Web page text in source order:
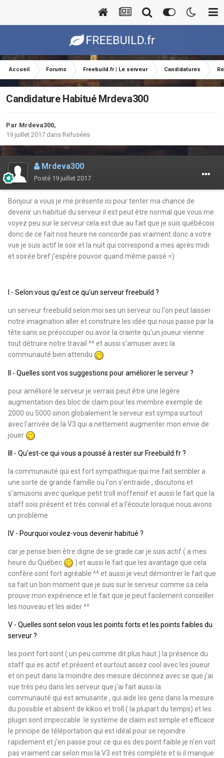
Accueil Forums Freebuild.fr | Le serveur Candidatures
Candidature Habitué Mrdeva300
Par Mrdeva300,
19 juillet 2017 dans Refusées
Mrdeva300
Posté 19 juillet 2017
Bonjour a vous je me présente ici pour tenter ma chance de
devenir un habitué du serveur il est peut être normal que vous me
voyez peu sur le serveur cela est due au fait que je suis québécois
donc de ce fait nos heure ne concorde pas vraiment donc a votre
vue je suis actif le soir et la nuit qui correspond a mes après midi
et soirée bref j’espère pouvoir quand même passé =)
I - Selon vous qu'est ce qu'un serveur freebuild ?
un serveur freebuild selon moi ses un serveur ou l'on peut laisser
notre imagination aller et construire les idée qui nous passe par la
tête sans se préoccuper ou avoir la crainte qu'un joueur vienne
tout détruire notre travail ^^ et aussi s'amuser avec la
communauté bien attendu
II - Quelles sont vos suggestions pour améliorer le serveur ?
pour amélioré le serveur je verrais peut être une légère
augmentation des bloc de claim pour les membre exemple de
2000 ou 5000 sinon globalement le serveur est sympa surtout
avec l'arrivée de la V3 qui a nettement augmenter mon envie de
jouer
III - Qu'est-ce qui vous a poussé à rester sur Freebuild.fr ?
la communauté qui est fort sympathique qui me fait sembler a
une sorte de grande famille ou l'on s'entraide , discutons et
s’amusons avec quelque petit troll inoffensif et aussi le fait que la
staff sois présent et très convial et a l'écoute lorsque nous avons
un problème
IV - Pourquoi voulez-vous devenir habitué ?
car je pense bien être digne de se grade car je suis actif ( a mes
heure du Québec
) et aussi le fait que les avantage que cela
confère sont fort agréable ^^ et aussi je veut démontrer le fait que
sa fait un bon moment que je suis sur le serveur comme sa cela
prouve mon expérience et le fait que je peut facilement conseiller
les nouveau et les aider ^^
V - Quelles sont selon vous les points forts et les points faibles du
serveur ?
les point fort sont ( un peu comme dit plus haut ) la présence du
staff qui es actif et présent et surtout assez cool avec les joueur
et on peut dans la moindre des mesure déconnez avec se que j'ai
vue très peu dans les serveur que j'ai fait aussi la
communauté qui est amusante , qui aide les gens dans la mesure
du possible et absent de kikoo et troll ( la plupart du temps) et les
plugin sont impeccable le système de claim est simple et efficace
le principe de téléportation qui est idéal pour se rejoindre
rapidement et j'en passe pour ce qui es des point faible je n'en voit
pas vraiment car selon moi la V3 est très complète et si il manque